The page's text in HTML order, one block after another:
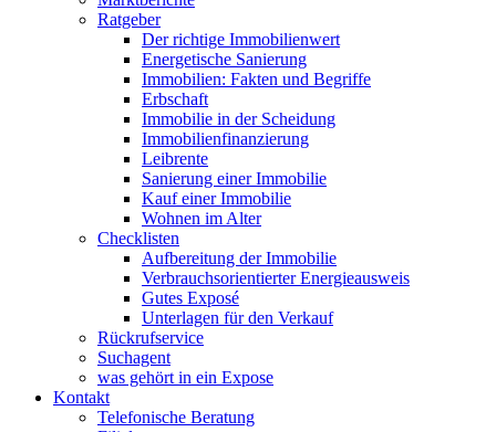
Ratgeber
Der richtige Immobilienwert
Energetische Sanierung
Immobilien: Fakten und Begriffe
Erbschaft
Immobilie in der Scheidung
Immobilienfinanzierung
Leibrente
Sanierung einer Immobilie
Kauf einer Immobilie
Wohnen im Alter
Checklisten
Aufbereitung der Immobilie
Verbrauchsorientierter Energieausweis
Gutes Exposé
Unterlagen für den Verkauf
Rückrufservice
Suchagent
was gehört in ein Expose
Kontakt
Telefonische Beratung